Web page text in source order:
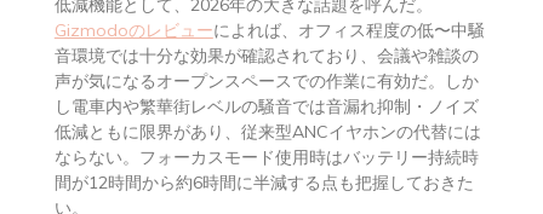
Gizmodoのレビューによれば、オフィス程度の低〜中騒
音環境では十分な効果が確認されており、会議や雑談の
声が気になるオープンスペースでの作業に有効だ。しか
し電車内や繁華街レベルの騒音では音漏れ抑制・ノイズ
低減ともに限界があり、従来型ANCイヤホンの代替には
ならない。フォーカスモード使用時はバッテリー持続時
間が12時間から約6時間に半減する点も把握しておきた
い。